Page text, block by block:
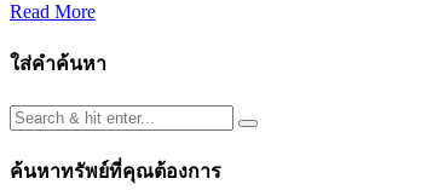
Read More
ใส่คำค้นหา
ค้นหาทรัพย์ที่คุณต้องการ